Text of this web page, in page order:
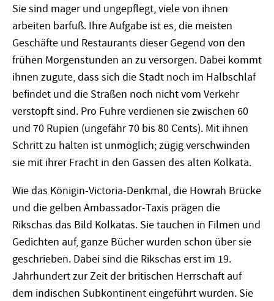
Sie sind mager und ungepflegt, viele von ihnen
arbeiten barfuß. Ihre Aufgabe ist es, die meisten
Geschäfte und Restaurants dieser Gegend von den
frühen Morgenstunden an zu versorgen. Dabei kommt
ihnen zugute, dass sich die Stadt noch im Halbschlaf
befindet und die Straßen noch nicht vom Verkehr
verstopft sind. Pro Fuhre verdienen sie zwischen 60
und 70 Rupien (ungefähr 70 bis 80 Cents). Mit ihnen
Schritt zu halten ist unmöglich; zügig verschwinden
sie mit ihrer Fracht in den Gassen des alten Kolkata.
Wie das Königin-Victoria-Denkmal, die Howrah Brücke
und die gelben Ambassador-Taxis prägen die
Rikschas das Bild Kolkatas. Sie tauchen in Filmen und
Gedichten auf, ganze Bücher wurden schon über sie
geschrieben. Dabei sind die Rikschas erst im 19.
Jahrhundert zur Zeit der britischen Herrschaft auf
dem indischen Subkontinent eingeführt wurden. Sie